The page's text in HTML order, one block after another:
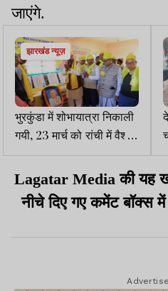
जाएंगे.
झारखंड न्यूज़
भुरकुंडा में शोभायात्रा निकाली
गयी, 23 मार्च को रांची में वैश्य
मोर्चा का राज्यस्तरीय
महासम्मेलन
Lagatar Media की यह
नीचे दिए गए कमेंट बॉक्स